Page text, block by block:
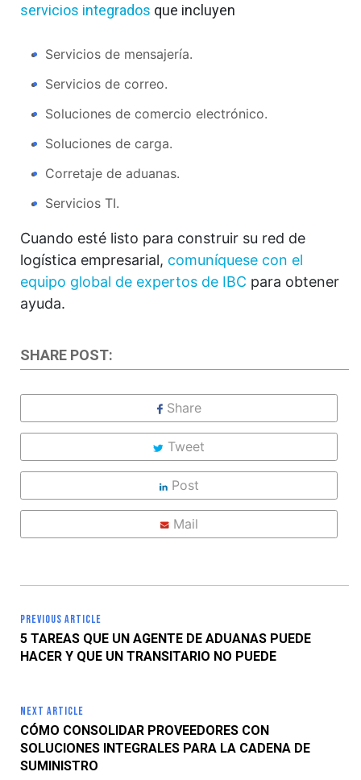
servicios integrados que incluyen
Servicios de mensajería.
Servicios de correo.
Soluciones de comercio electrónico.
Soluciones de carga.
Corretaje de aduanas.
Servicios TI.
Cuando esté listo para construir su red de
logística empresarial, comuníquese con el
equipo global de expertos de IBC para obtener
ayuda.
SHARE POST:
Share
Tweet
Post
Mail
PREVIOUS ARTICLE
5 TAREAS QUE UN AGENTE DE ADUANAS PUEDE
HACER Y QUE UN TRANSITARIO NO PUEDE
NEXT ARTICLE
CÓMO CONSOLIDAR PROVEEDORES CON
SOLUCIONES INTEGRALES PARA LA CADENA DE
SUMINISTRO